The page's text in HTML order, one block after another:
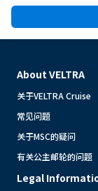
About VELTRA
关于VELTRA Cruise
常见问题
关于MSC的疑问
有关公主邮轮的问题
Legal